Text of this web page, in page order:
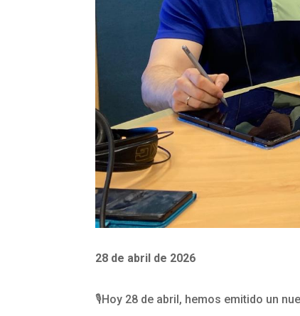
28 de abril de 2026
🎙️Hoy 28 de abril, hemos emitido un